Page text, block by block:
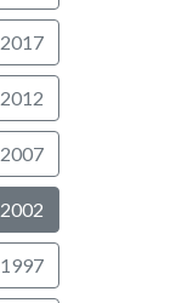
2017
2012
2007
2002
1997